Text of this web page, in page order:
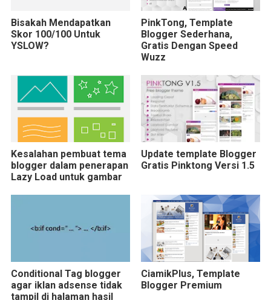
Bisakah Mendapatkan
Skor 100/100 Untuk
YSLOW?
PinkTong, Template
Blogger Sederhana,
Gratis Dengan Speed
Wuzz
Kesalahan pembuat tema
blogger dalam penerapan
Lazy Load untuk gambar
Update template Blogger
Gratis Pinktong Versi 1.5
Conditional Tag blogger
agar iklan adsense tidak
tampil di halaman hasil
CiamikPlus, Template
Blogger Premium